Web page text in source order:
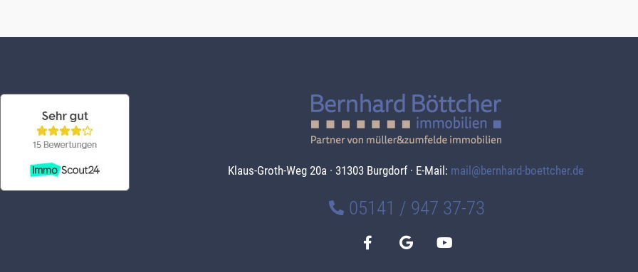
Klaus-Groth-Weg 20a · 31303 Burgdorf · E-Mail: mail@bernhard-boettcher.de
05141 / 947 37-73